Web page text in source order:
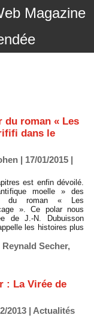
Magazine
du roman « Les
dans le
| 17/01/2015 |
est enfin dévoilé.
moelle » des
du roman « Les
». Ce polar nous
de J.-N. Dubuisson
les histoires plus
Reynald Secher,
: La Virée de
2013 | Actualités